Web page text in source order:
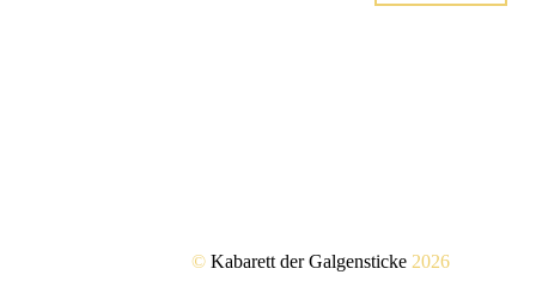
© Kabarett der Galgensticke 2026